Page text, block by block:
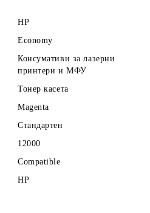
HP
Economy
Консумативи за лазерни
принтери и МФУ
Тонер касета
Magenta
Стандартен
12000
Compatible
HP